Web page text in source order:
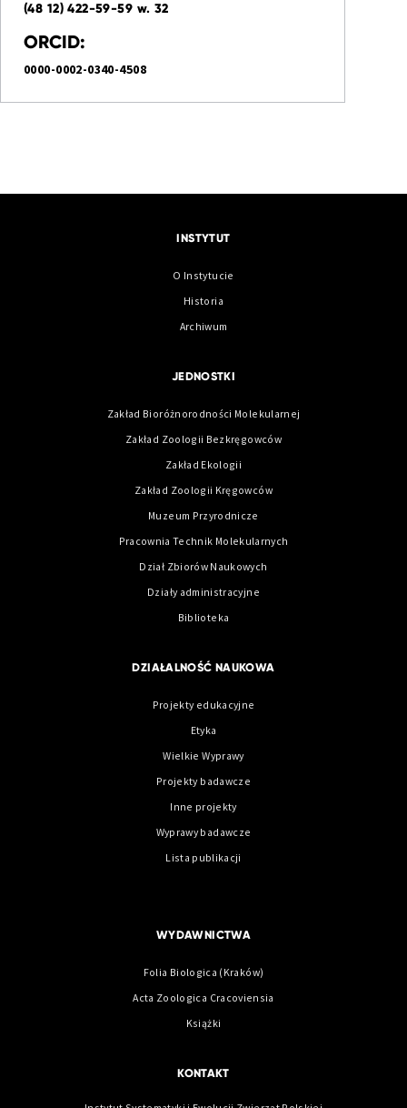
(48 12) 422-59-59 w. 32
ORCID:
0000-0002-0340-4508
INSTYTUT
O Instytucie
Historia
Archiwum
JEDNOSTKI
Zakład Bioróżnorodności Molekularnej
Zakład Zoologii Bezkręgowców
Zakład Ekologii
Zakład Zoologii Kręgowców
Muzeum Przyrodnicze
Pracownia Technik Molekularnych
Dział Zbiorów Naukowych
Działy administracyjne
Biblioteka
DZIAŁALNOŚĆ NAUKOWA
Projekty edukacyjne
Etyka
Wielkie Wyprawy
Projekty badawcze
Inne projekty
Wyprawy badawcze
Lista publikacji
WYDAWNICTWA
Folia Biologica (Kraków)
Acta Zoologica Cracoviensia
Książki
KONTAKT